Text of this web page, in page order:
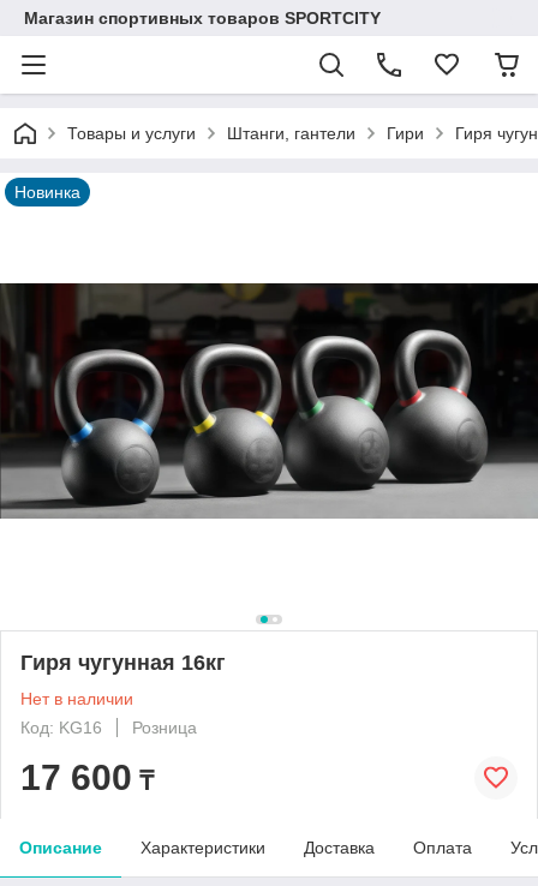
Магазин спортивных товаров SPORTCITY
Товары и услуги Штанги, гантели Гири Гиря
Новинка
Гиря чугунная 16кг
Нет в наличии
Код: KG16
Розница
17 600 ₸
Описание Характеристики Доставка Оплата